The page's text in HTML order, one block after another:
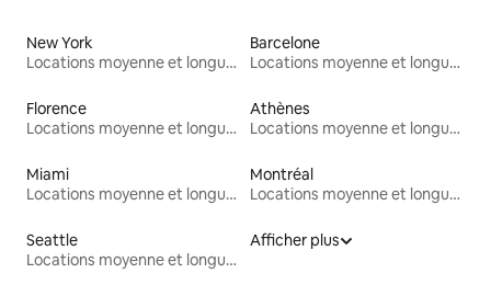
New York
Locations moyenne et longue durée
Barcelone
Locations moyenne et longue durée
Florence
Locations moyenne et longue durée
Athènes
Locations moyenne et longue durée
Miami
Locations moyenne et longue durée
Montréal
Locations moyenne et longue durée
Seattle
Locations moyenne et longue durée
Afficher plus